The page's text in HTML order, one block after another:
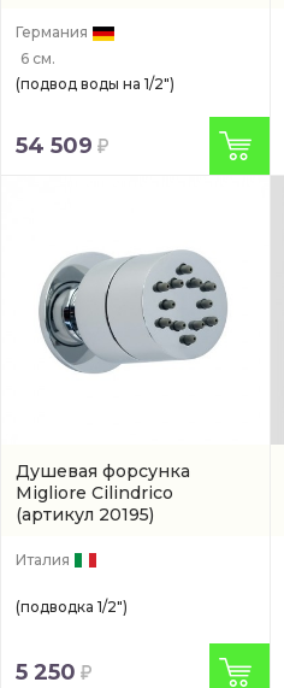
Германия
6 см.
(подвод воды на 1/2")
54 509
Душевая форсунка
Migliore Cilindrico
(артикул 20195)
Италия
(подводка 1/2")
5 250